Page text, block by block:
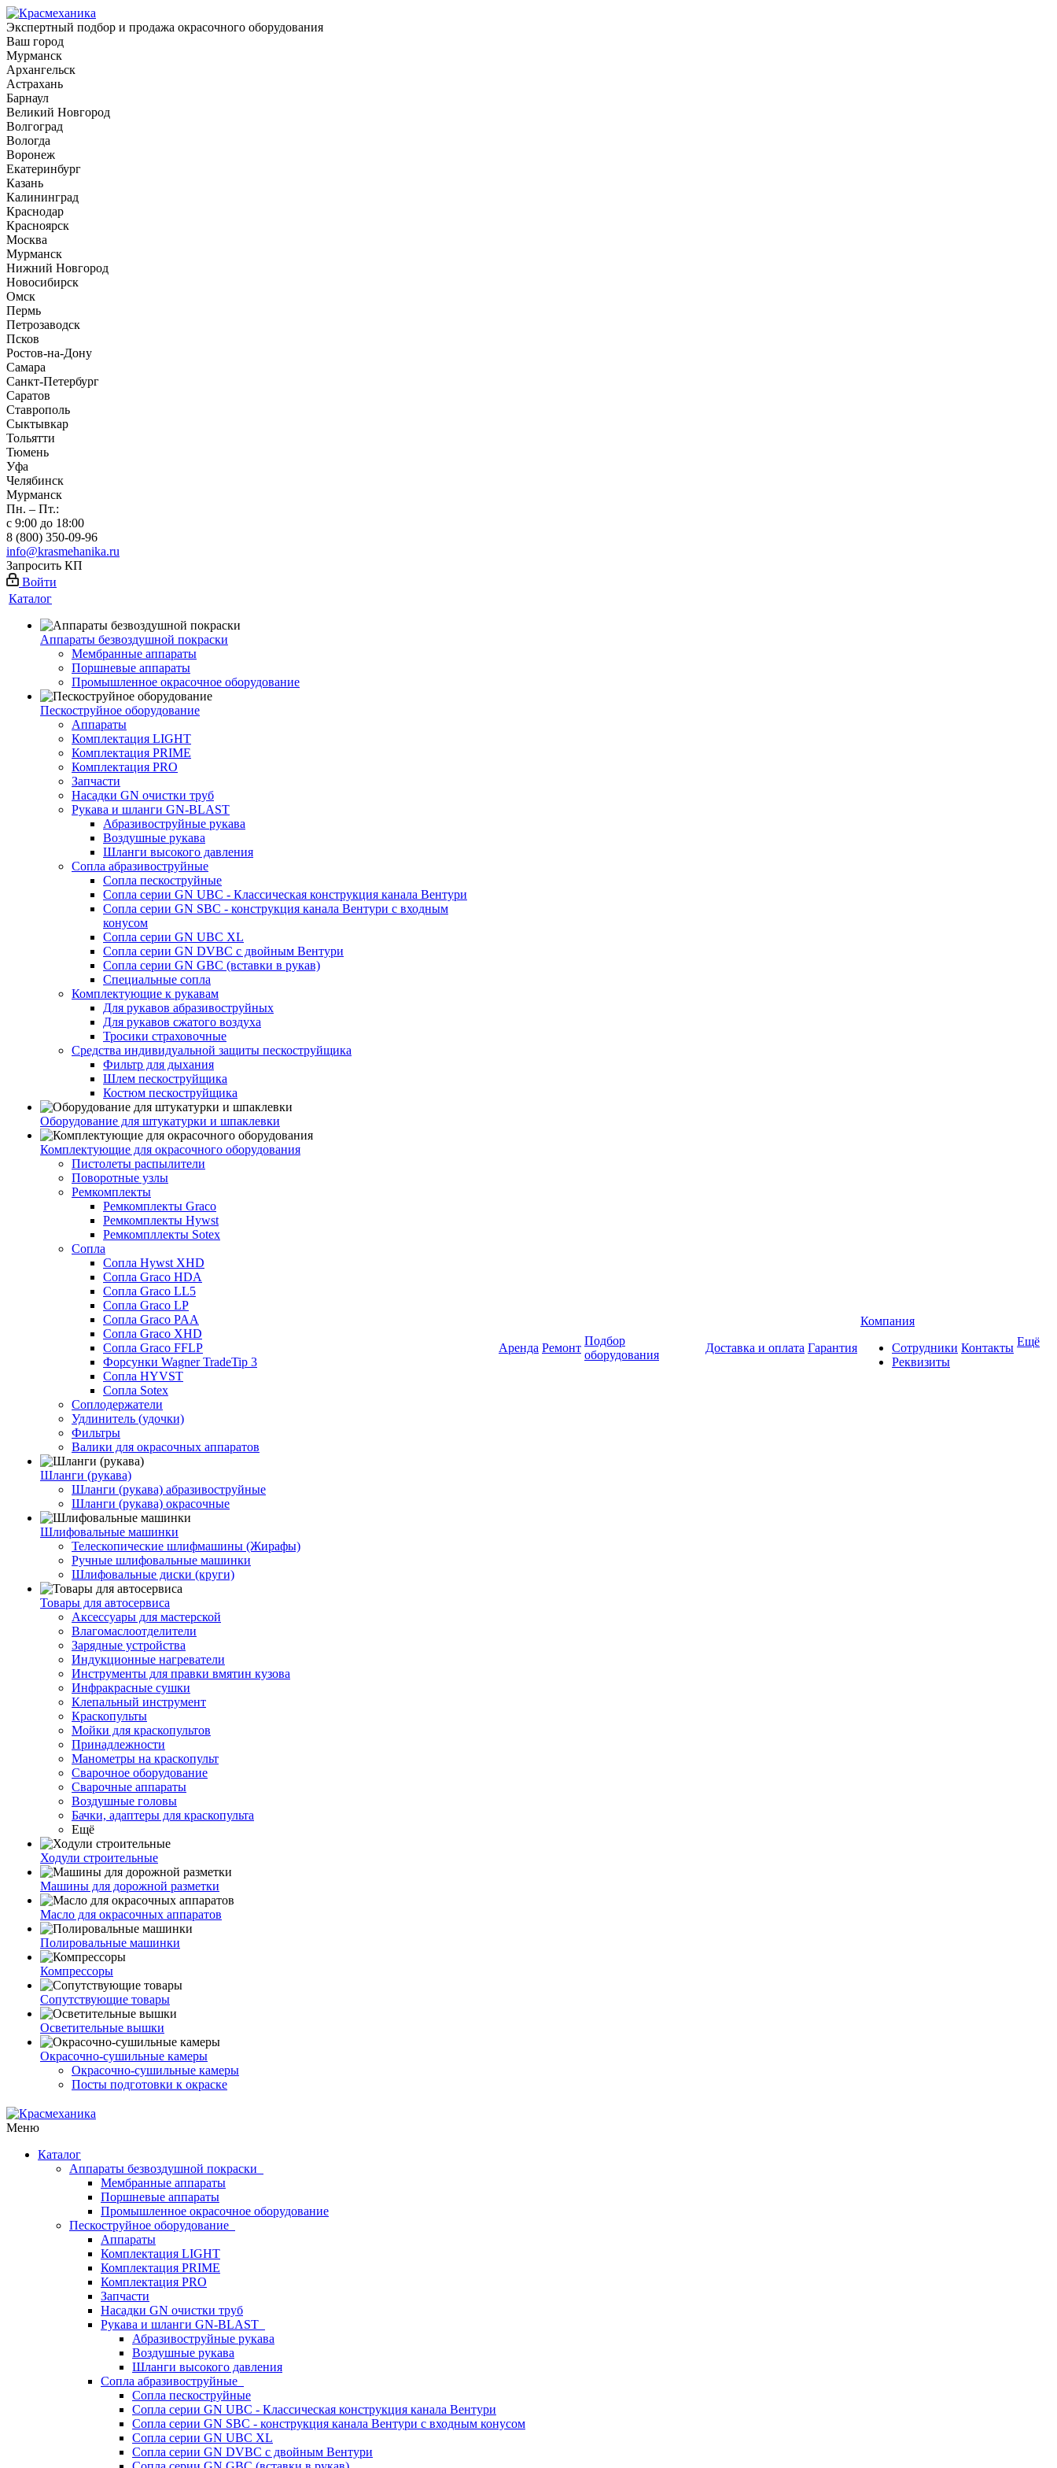
Экспертный подбор и продажа окрасочного оборудования
Ваш город
Мурманск
Архангельск
Астрахань
Барнаул
Великий Новгород
Волгоград
Вологда
Воронеж
Екатеринбург
Казань
Калининград
Краснодар
Красноярск
Москва
Мурманск
Нижний Новгород
Новосибирск
Омск
Пермь
Петрозаводск
Псков
Ростов-на-Дону
Самара
Санкт-Петербург
Саратов
Ставрополь
Сыктывкар
Тольятти
Тюмень
Уфа
Челябинск
Мурманск
Пн. – Пт.:
с 9:00 до 18:00
8 (800) 350-09-96
info@krasmehanika.ru
Запросить КП
Войти
Каталог
Аппараты безвоздушной покраски
Мембранные аппараты
Поршневые аппараты
Промышленное окрасочное оборудование
Пескоструйное оборудование
Аппараты
Комплектация LIGHT
Комплектация PRIME
Комплектация PRO
Запчасти
Насадки GN очистки труб
Рукава и шланги GN-BLAST
Абразивоструйные рукава
Воздушные рукава
Шланги высокого давления
Сопла абразивоструйные
Сопла пескоструйные
Сопла серии GN UBC - Классическая конструкция канала Вентури
Сопла серии GN SBC - конструкция канала Вентури c входным
конусом
Сопла серии GN UBC XL
Сопла серии GN DVBC с двойным Вентури
Сопла серии GN GBC (вставки в рукав)
Специальные сопла
Комплектующие к рукавам
Для рукавов абразивоструйных
Для рукавов сжатого воздуха
Тросики страховочные
Средства индивидуальной защиты пескоструйщика
Фильтр для дыхания
Шлем пескоструйщика
Костюм пескоструйщика
Оборудование для штукатурки и шпаклевки
Комплектующие для окрасочного оборудования
Пистолеты распылители
Поворотные узлы
Ремкомплекты
Ремкомплекты Graco
Ремкомплекты Hywst
Ремкомпллекты Sotex
Сопла
Сопла Hywst XHD
Сопла Graco HDA
Сопла Graco LL5
Сопла Graco LP
Сопла Graco PAA
Сопла Graco XHD
Сопла Graco FFLP
Форсунки Wagner TradeTip 3
Сопла HYVST
Сопла Sotex
Соплодержатели
Удлинитель (удочки)
Фильтры
Валики для окрасочных аппаратов
Шланги (рукава)
Шланги (рукава) абразивоструйные
Шланги (рукава) окрасочные
Шлифовальные машинки
Телескопические шлифмашины (Жирафы)
Ручные шлифовальные машинки
Шлифовальные диски (круги)
Товары для автосервиса
Аксессуары для мастерской
Влагомаслоотделители
Зарядные устройства
Индукционные нагреватели
Инструменты для правки вмятин кузова
Инфракрасные сушки
Клепальный инструмент
Краскопульты
Мойки для краскопультов
Принадлежности
Манометры на краскопульт
Сварочное оборудование
Сварочные аппараты
Воздушные головы
Бачки, адаптеры для краскопульта
Ещё
Ходули строительные
Машины для дорожной разметки
Масло для окрасочных аппаратов
Полировальные машинки
Компрессоры
Сопутствующие товары
Осветительные вышки
Окрасочно-сушильные камеры
Окрасочно-сушильные камеры
Посты подготовки к окраске
Аренда Ремонт
Подбор
оборудования
Доставка и оплата Гарантия
Компания
Сотрудники
Реквизиты
Контакты Ещё
Меню
Каталог
Аппараты безвоздушной покраски
Мембранные аппараты
Поршневые аппараты
Промышленное окрасочное оборудование
Пескоструйное оборудование
Аппараты
Комплектация LIGHT
Комплектация PRIME
Комплектация PRO
Запчасти
Насадки GN очистки труб
Рукава и шланги GN-BLAST
Абразивоструйные рукава
Воздушные рукава
Шланги высокого давления
Сопла абразивоструйные
Сопла пескоструйные
Сопла серии GN UBC - Классическая конструкция канала Вентури
Сопла серии GN SBC - конструкция канала Вентури c входным конусом
Сопла серии GN UBC XL
Сопла серии GN DVBC с двойным Вентури